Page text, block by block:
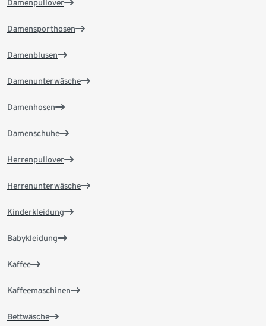
Damenpullover
Damensporthosen
Damenblusen
Damenunterwäsche
Damenhosen
Damenschuhe
Herrenpullover
Herrenunterwäsche
Kinderkleidung
Babykleidung
Kaffee
Kaffeemaschinen
Bettwäsche